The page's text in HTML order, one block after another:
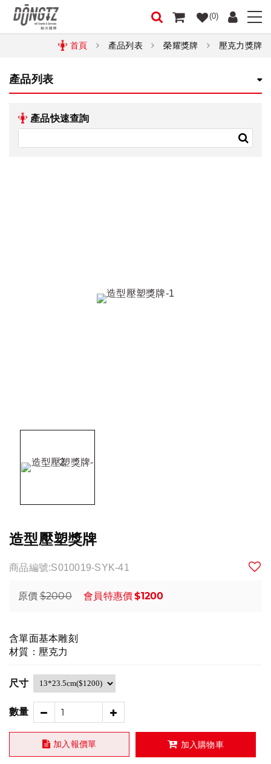
(0)
首頁 產品列表 榮耀獎牌 壓克力獎牌
產品列表
產品快速查詢
造型壓塑獎牌
商品編號:S010019-SYK-41
原價 $2000 會員特惠價$1200
含單面基本雕刻
材質：壓克力
尺寸
數量
加入報價單 加入購物車